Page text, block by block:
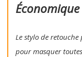
Le stylo de
pour masquer